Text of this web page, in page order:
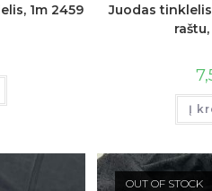
1m 2459
Juodas
raštu,
Į
OUT OF STOCK